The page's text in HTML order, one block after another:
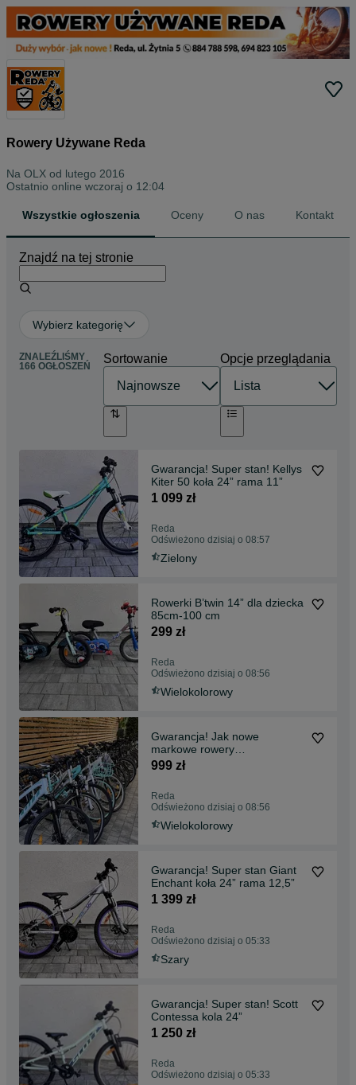
Rowery Używane Reda
Na OLX od lutego 2016
Ostatnio online wczoraj o 12:04
Wszystkie ogłoszenia Oceny O nas Kontakt
Znajdź na tej stronie
Wybierz kategorię
ZNALEŹLIŚMY
166 OGŁOSZEŃ
Sortowanie Opcje przeglądania
Gwarancja! Super stan! Kellys
Kiter 50 koła 24” rama 11”
1 099 zł
Reda
Odświeżono dzisiaj o 08:57
Zielony
Rowerki B’twin 14” dla dziecka
85cm-100 cm
299 zł
Reda
Odświeżono dzisiaj o 08:56
Wielokolorowy
Gwarancja! Jak nowe
markowe rowery
16”,20”,24”26”27,5”,28”29”
999 zł
Reda
Odświeżono dzisiaj o 08:56
Wielokolorowy
Gwarancja! Super stan Giant
Enchant koła 24” rama 12,5”
1 399 zł
Reda
Odświeżono dzisiaj o 05:33
Szary
Gwarancja! Super stan! Scott
Contessa kola 24”
1 250 zł
Reda
Odświeżono dzisiaj o 05:33